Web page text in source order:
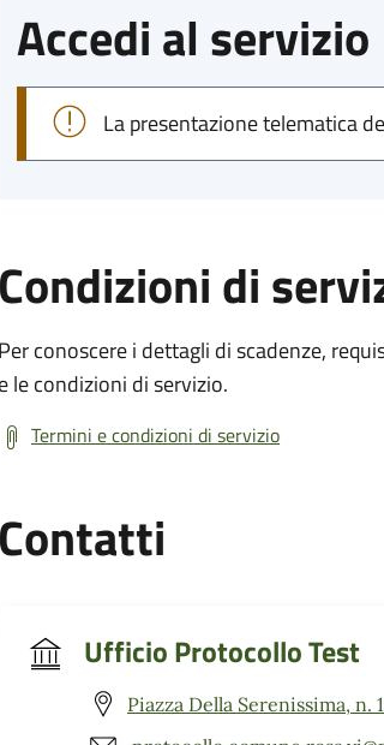
Accedi al servizio
La presentazione telematica
Condizioni di
Per conoscere i dettagli di scadenze,
e le condizioni di servizio.
Termini e condizioni di servizio
Contatti
Ufficio Protocollo Test
Piazza Della Serenissima, n.